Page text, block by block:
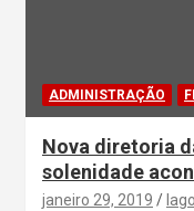
ADMINISTRAÇÃO
Nova diretoria
solenidade
janeiro 29, 2019